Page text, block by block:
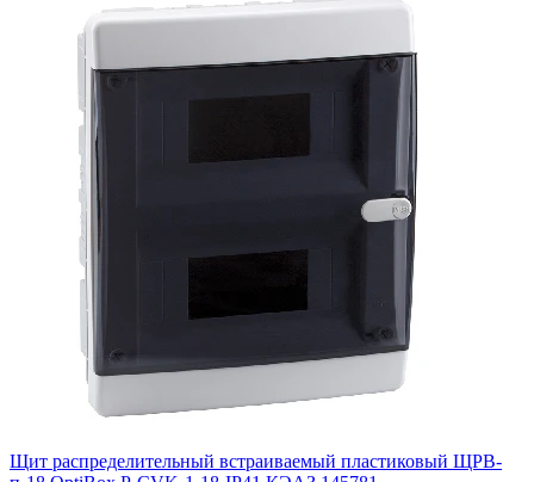
Щит распределительный встраиваемый пластиковый ЩРВ-